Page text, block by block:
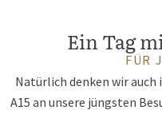
Ein Tag
FÜR
Natürlich denken wir auch
A15 an unsere jüngsten